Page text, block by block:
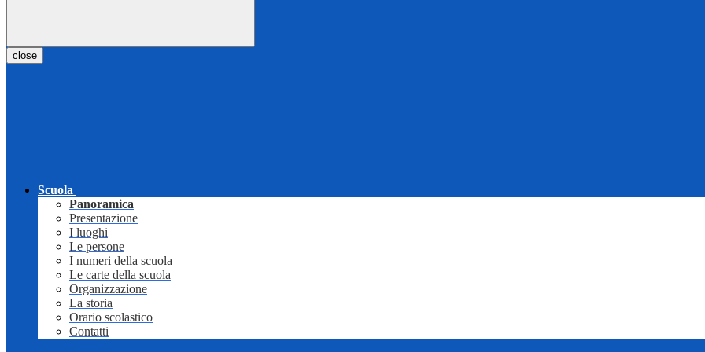
close
Scuola
Panoramica
Presentazione
I luoghi
Le persone
I numeri della scuola
Le carte della scuola
Organizzazione
La storia
Orario scolastico
Contatti